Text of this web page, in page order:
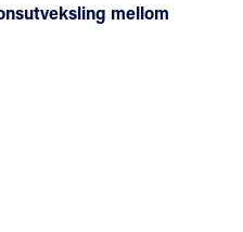
mellom